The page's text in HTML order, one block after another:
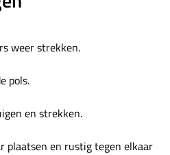
weer strekken.
pols.
en strekken.
plaatsen en rustig tegen elkaar